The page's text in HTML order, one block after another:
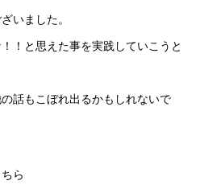
いました。
！と思えた事を実践していこうと
話もこぼれ出るかもしれないで
ら